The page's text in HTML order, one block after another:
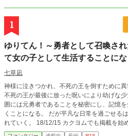
1
ゆりてん！～勇者として召喚さ
て女の子として生活することに
七草凪
神様に泣きつかれ、不死の王を倒すために
不死の王が最後に放った呪いにより幼げな
囲には元勇者であることを秘密にし、記憶
くことになる。 だが平凡な日常を過ごせる
れていく。 18/12/15 カクヨムでも掲載を